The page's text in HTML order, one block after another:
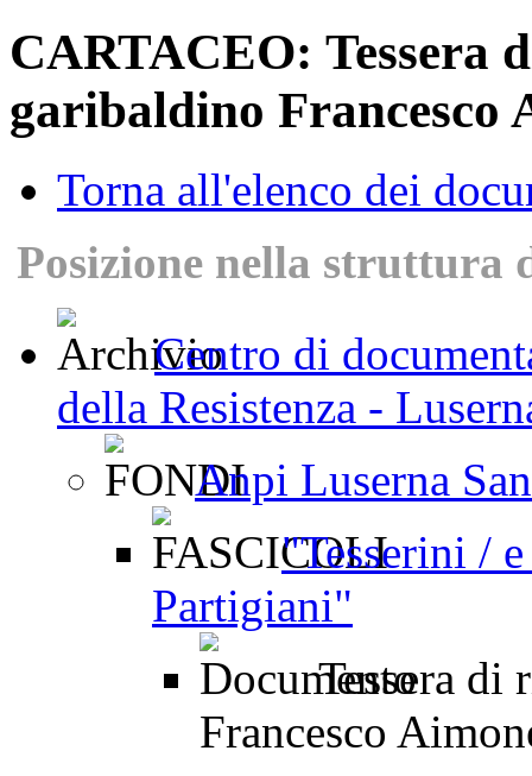
CARTACEO: Tessera
garibaldino Francesco
Torna all'elenco dei
Posizione nella struttura
Centro di
della Resistenza -
Anpi Luserna
"Tesserini /
Partigiani"
Tessera di
Francesco